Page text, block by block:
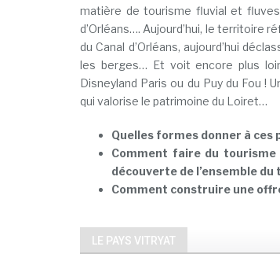
matière de tourisme fluvial et
d’Orléans…. Aujourd’hui, le territoire
du Canal d’Orléans, aujourd’hui
les berges… Et voit encore plus
Disneyland Paris ou du Puy du Fou
qui valorise le patrimoine du Loiret…
Quelles formes donner à
Comment faire du
découverte de l’ensemble
Comment construire une
LE PAYS VITRYAT